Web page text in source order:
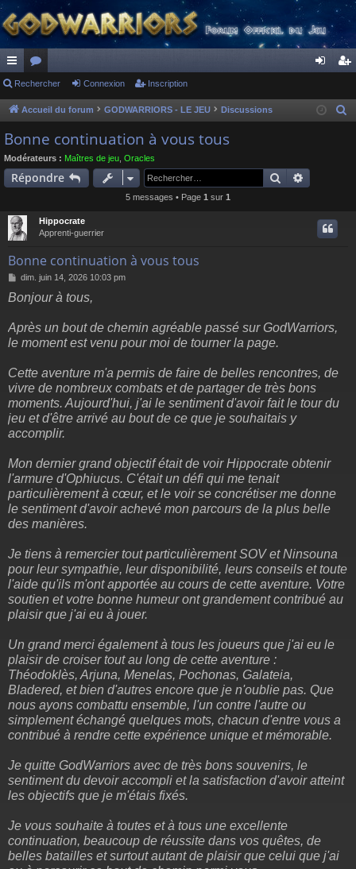
ac
co
ur
ci
or
u
s
ne cri
Rechercher Connexion Inscription
Accueil du forum GODWARRIORS - LE JEU Discussions
Bonne continuation à vous tous
Modérateurs : Maîtres de jeu Oracles
Répondre Rechercher
5 messages • Page 1 sur 1
Hippocrate
Apprenti-guerrier
Bonne continuation à vous tous
M
s
a
g
e
dim. juin 14, 2026 10:03 pm
Bonjour à tous,
Après un bout de chemin agréable passé sur GodWarriors,
le moment est venu pour moi de tourner la page.
Cette aventure m'a permis de faire de belles rencontres, de
vivre de nombreux combats et de partager de très bons
moments. Aujourd'hui, j'ai le sentiment d'avoir fait le tour du
jeu et d'être arrivé au bout de ce que je souhaitais y
accomplir.
Mon dernier grand objectif était de voir Hippocrate obtenir
l'armure d'Ophiucus. C'était un défi qui me tenait
particulièrement à cœur, et le voir se concrétiser me donne
le sentiment d'avoir achevé mon parcours de la plus belle
des manières.
Je tiens à remercier tout particulièrement SOV et Ninsouna
pour leur sympathie, leur disponibilité, leurs conseils et toute
l'aide qu'ils m'ont apportée au cours de cette aventure. Votre
soutien et votre bonne humeur ont grandement contribué au
plaisir que j'ai eu à jouer.
Un grand merci également à tous les joueurs que j'ai eu le
plaisir de croiser tout au long de cette aventure :
Théodoklès, Arjuna, Menelas, Pochonas, Galateia,
Bladered, et bien d'autres encore que je n'oublie pas. Que
nous ayons combattu ensemble, l'un contre l'autre ou
simplement échangé quelques mots, chacun d'entre vous a
contribué à rendre cette expérience unique et mémorable.
Je quitte GodWarriors avec de très bons souvenirs, le
sentiment du devoir accompli et la satisfaction d'avoir atteint
les objectifs que je m'étais fixés.
Je vous souhaite à toutes et à tous une excellente
continuation, beaucoup de réussite dans vos quêtes, de
belles batailles et surtout autant de plaisir que celui que j'ai